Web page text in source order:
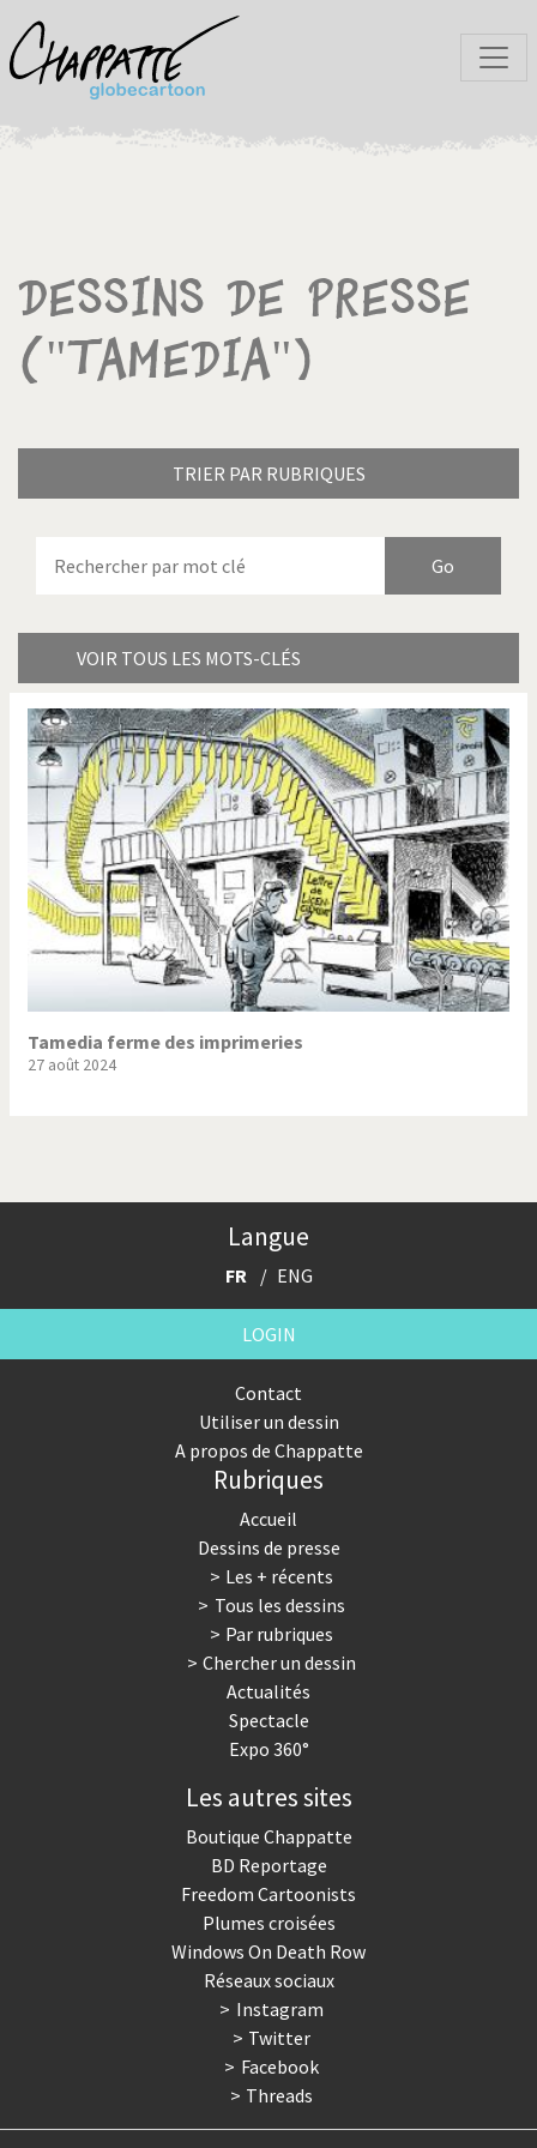
Dessins de presse
("Tamedia")
TRIER PAR RUBRIQUES
VOIR TOUS LES MOTS-CLÉS
Bienvenue en Italie
Bye Biden! Catholique ou pas très?
Chère énergie! Crise grecque
Cybermonde
Du printemps arabe à
l'hiver
Election présidentielle US Guerre en Syrie
Hopp Deutschland Israël - Palestine
L'Amérique et les armes L'Iran tremble
La Chine et nous
La Corée du Nord: guerre ou
paix?
Le Best-Of Le boson de Higgs
Pascal Couchepin
Pauvres banques suisses! Peur des virus
SOS l'Europe!
Souvenir de Fukushima Terrorisme
Un monde de foot
Tamedia ferme des imprimeries
27 août 2024
Langue
FR ENG
LOGIN
Contact
Utiliser un dessin
A propos de Chappatte
Rubriques
Accueil
Dessins de presse
Les + récents
Tous les dessins
Par rubriques
Chercher un dessin
Actualités
Spectacle
Expo 360°
Les autres sites
Boutique Chappatte
BD Reportage
Freedom Cartoonists
Plumes croisées
Windows On Death Row
Réseaux sociaux
Instagram
Twitter
Facebook
Threads